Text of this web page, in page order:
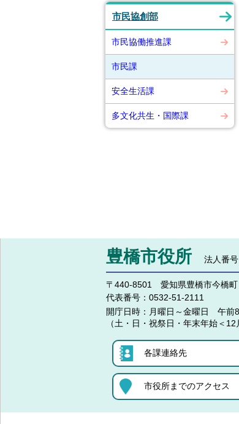
市民協創部
市民協働推進課
市民課
安全生活課
多文化共生・国際課
豊橋市役所 法人番
〒440-8501 愛知県豊橋市今橋町
代表番号： 0532-51-2111
開庁日時： 月曜日～金曜日 午前
（土・日・祝祭日・年末年始＜
各課連絡先
市役所までのアクセス